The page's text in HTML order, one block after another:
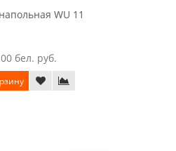
WU 11
бел. руб.